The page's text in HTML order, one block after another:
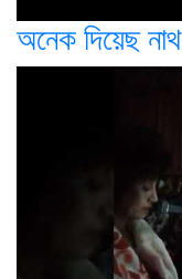
অনেক দিয়েছ নাথ